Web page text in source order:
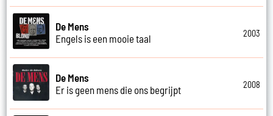
De Mens
Engels is een mooie taal
2003
De Mens
Er is geen mens die ons begrijpt
2008